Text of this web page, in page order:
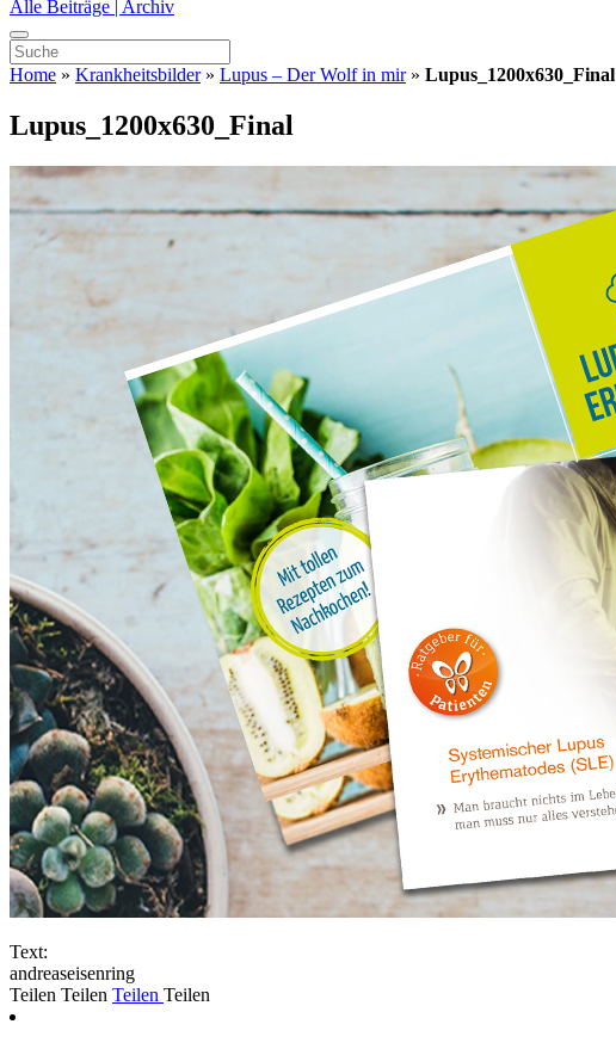
Alle Beiträge | Archiv
Home » Krankheitsbilder» Lupus – Der Wolf in mir» Lupus_1200x630_Final
Lupus_1200x630_Final
Text:
andreaseisenring
Teilen Teilen Teilen Teilen